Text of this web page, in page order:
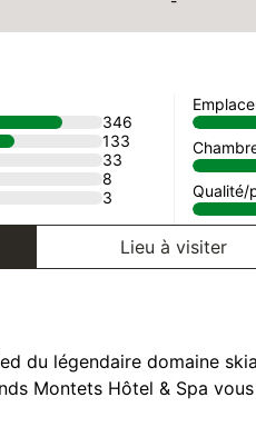
346
133
33
8
3
Qualité/
Lieu à visiter
du légendaire domaine
Montets Hôtel & Spa